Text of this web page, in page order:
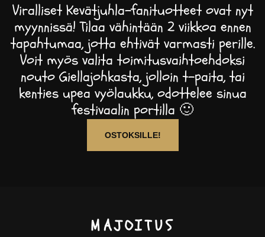
Viralliset Kevätjuhla-fanituotteet ovat nyt
myynnissä! Tilaa vähintään 2 viikkoa ennen
tapahtumaa, jotta ehtivät varmasti perille.
Voit myös valita toimitusvaihtoehdoksi
nouto Giellajohkasta, jolloin t-paita, tai
kenties upea vyölaukku, odottelee sinua
festivaalin portilla 🙂
OSTOKSILLE!
MAJOITUS